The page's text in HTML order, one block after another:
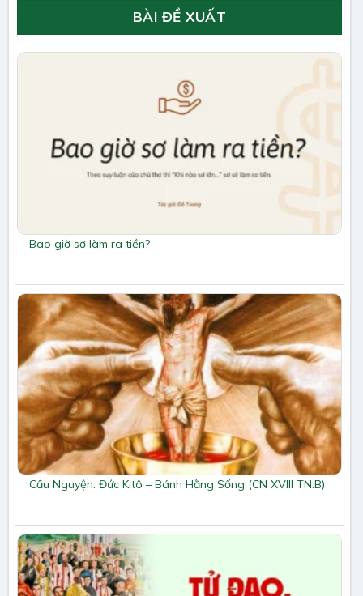
BÀI ĐỀ XUẤT
Bao giờ sơ làm ra tiền?
Cầu Nguyện: Đức Kitô – Bánh Hằng Sống (CN XVIII TN.B)